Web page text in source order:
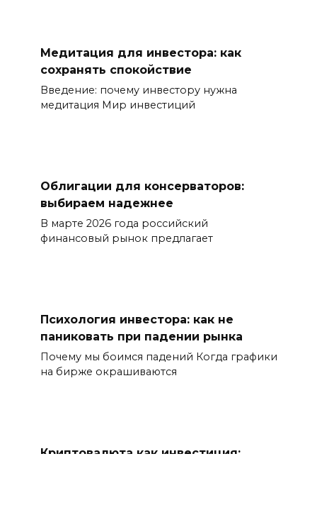
Медитация для инвестора: как
сохранять спокойствие
Введение: почему инвестору нужна
медитация Мир инвестиций
Облигации для консерваторов:
выбираем надежнее
В марте 2026 года российский
финансовый рынок предлагает
Психология инвестора: как не
паниковать при падении рынка
Почему мы боимся падений Когда графики
на бирже окрашиваются
Криптовалюта как инвестиция: